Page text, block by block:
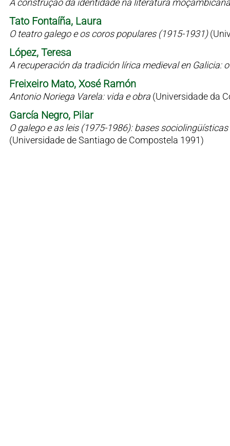
A construção da identidade na literatura
Tato Fontaíña, Laura
O teatro galego e os coros populares (1915-1931)
López, Teresa
A recuperación da tradición lírica medieval en Galicia:
Freixeiro Mato, Xosé Ramón
Antonio Noriega Varela: vida e obra (Universidade da
García Negro, Pilar
O galego e as leis (1975-1986): bases
(Universidade de Santiago de Compostela 1991)